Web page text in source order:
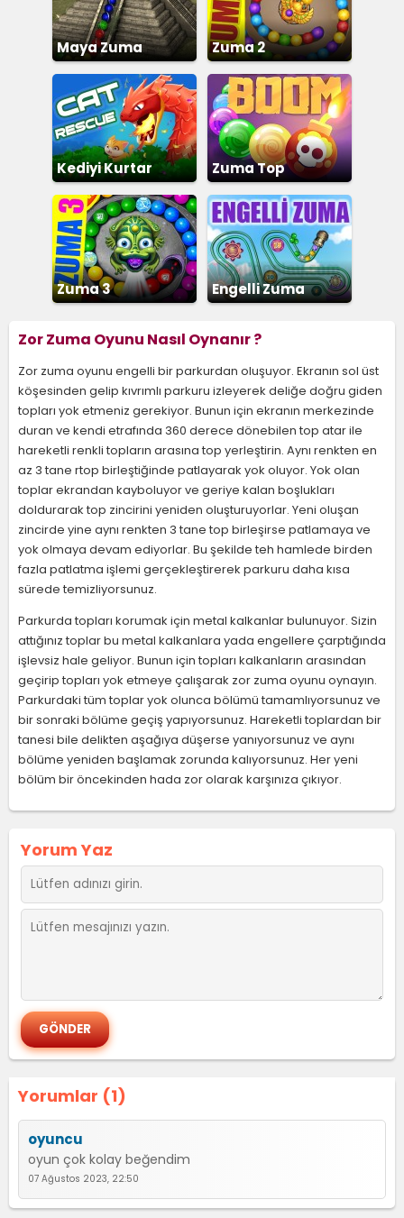
Maya Zuma Zuma 2
Kediyi Kurtar
Zuma Top
Patlatma
Zuma 3 Engelli Zuma
Zor Zuma Oyunu Nasıl Oynanır ?
Zor zuma oyunu engelli bir parkurdan oluşuyor. Ekranın sol üst
köşesinden gelip kıvrımlı parkuru izleyerek deliğe doğru giden
topları yok etmeniz gerekiyor. Bunun için ekranın merkezinde
duran ve kendi etrafında 360 derece dönebilen top atar ile
hareketli renkli topların arasına top yerleştirin. Aynı renkten en
az 3 tane rtop birleştiğinde patlayarak yok oluyor. Yok olan
toplar ekrandan kayboluyor ve geriye kalan boşlukları
doldurarak top zincirini yeniden oluşturuyorlar. Yeni oluşan
zincirde yine aynı renkten 3 tane top birleşirse patlamaya ve
yok olmaya devam ediyorlar. Bu şekilde teh hamlede birden
fazla patlatma işlemi gerçekleştirerek parkuru daha kısa
sürede temizliyorsunuz.
Parkurda topları korumak için metal kalkanlar bulunuyor. Sizin
attığınız toplar bu metal kalkanlara yada engellere çarptığında
işlevsiz hale geliyor. Bunun için topları kalkanların arasından
geçirip topları yok etmeye çalışarak zor zuma oyunu oynayın.
Parkurdaki tüm toplar yok olunca bölümü tamamlıyorsunuz ve
bir sonraki bölüme geçiş yapıyorsunuz. Hareketli toplardan bir
tanesi bile delikten aşağıya düşerse yanıyorsunuz ve aynı
bölüme yeniden başlamak zorunda kalıyorsunuz. Her yeni
bölüm bir öncekinden hada zor olarak karşınıza çıkıyor.
Yorumlar (1)
oyuncu
oyun çok kolay beğendim
07 Ağustos 2023, 22:50
Yorum Yaz